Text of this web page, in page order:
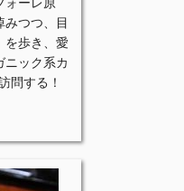
みつつ、目
を歩き、愛
ニック系カ
問する！